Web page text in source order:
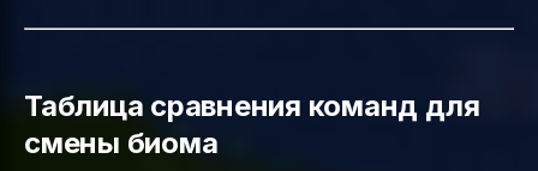
Таблица сравнения команд для
смены биома